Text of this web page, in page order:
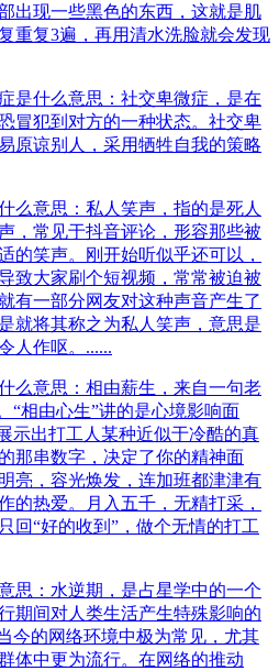
出现一些黑色的东西，这就是肌
重复3遍，再用清水洗脸就会发现
是什么意思：社交卑微症，是在‌‌‌‌‌‌‌‌‌‌‌‌
冒犯到对方的一种状态。社交卑
原谅别人，采用牺牲自我的策略
么意思：私人笑声，指的是死人
，常见于抖音评论，形容那些被
的笑声。刚开始听似乎还可以，
致大家刷个短视频，常常被迫被
有一部分网友对这种声音产生了
就将其称之为私人笑声，意思是
人作呕。......
么意思：相由薪生，来自一句老
“相由心生”讲的是心境影响面
示出打工人某种近似于冷酷的真
那串数字，决定了你的精神面
亮，容光焕发，连加班都津津有
的热爱。月入五千，无精打采，
回“好的收到”，做个无情的打工
思：水逆期，是占星学中的一个
期间对人类生活产生特殊影响的
今的网络环境中极为常见，尤其
体中更为流行。在网络的推动